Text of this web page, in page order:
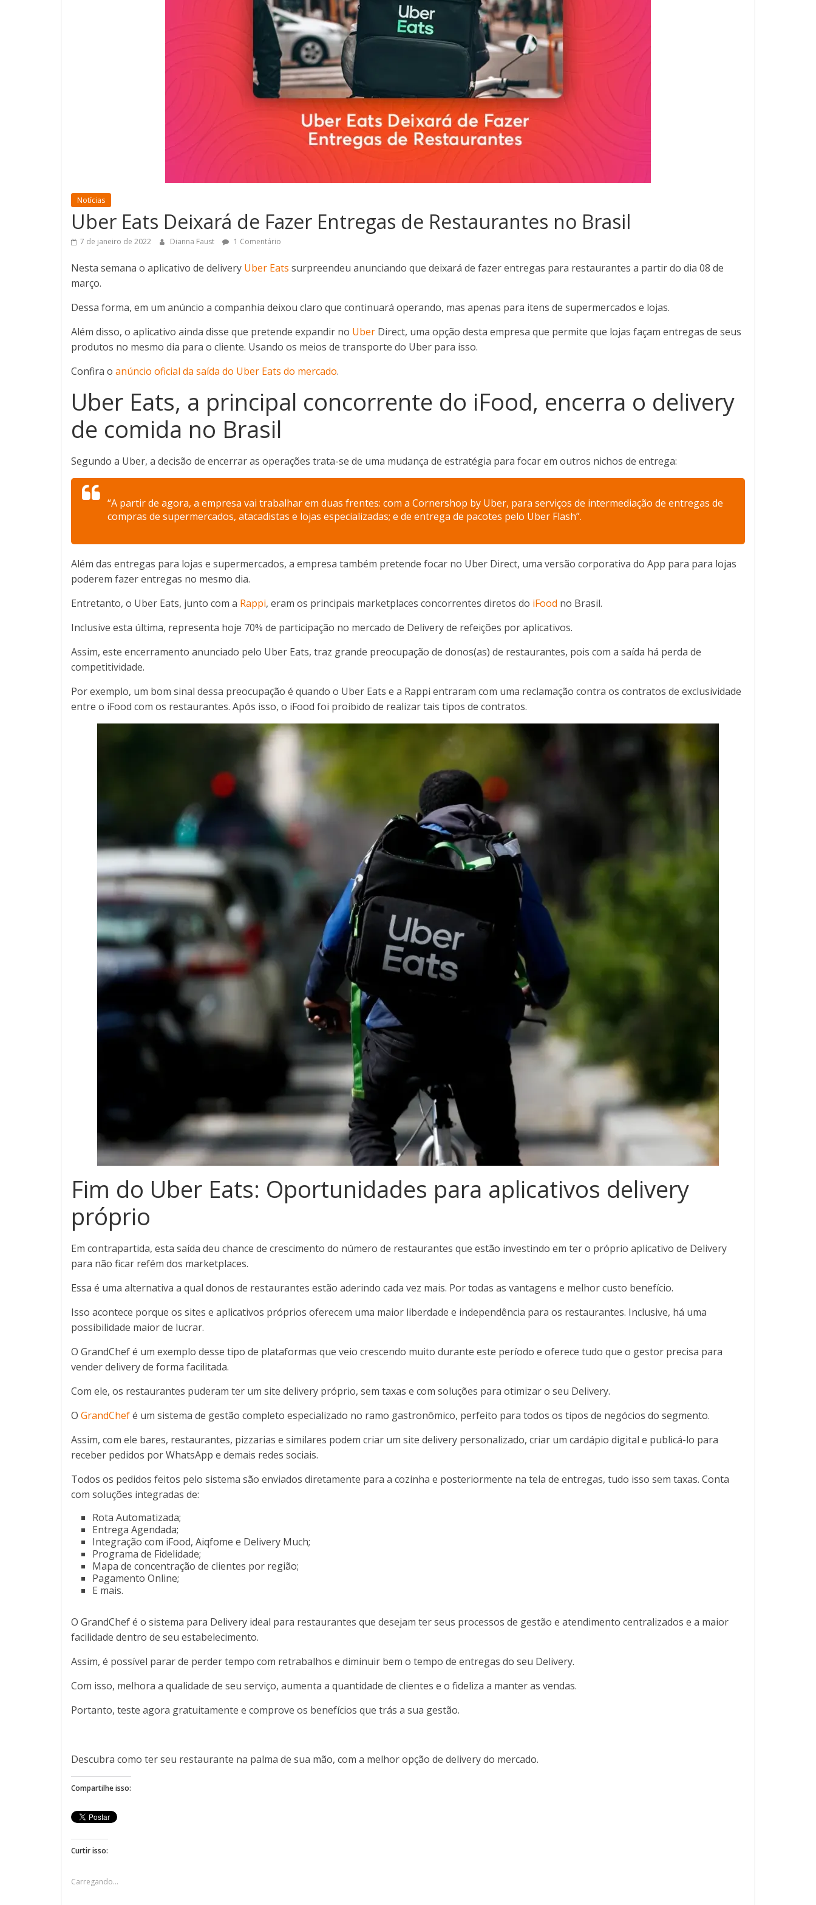
Notícias
Uber Eats Deixará de Fazer Entregas de Restaurantes no Brasil
7 de janeiro de 2022 Dianna Faust 1 Comentário
Nesta semana o aplicativo de delivery Uber Eats surpreendeu anunciando que deixará de fazer entregas para restaurantes a partir do dia 08 de
março.
Dessa forma, em um anúncio a companhia deixou claro que continuará operando, mas apenas para itens de supermercados e lojas.
Além disso, o aplicativo ainda disse que pretende expandir no Uber Direct, uma opção desta empresa que permite que lojas façam entregas de seus
produtos no mesmo dia para o cliente. Usando os meios de transporte do Uber para isso.
Confira o anúncio oficial da saída do Uber Eats do mercado.
Uber Eats, a principal concorrente do iFood, encerra o delivery
de comida no Brasil
Segundo a Uber, a decisão de encerrar as operações trata-se de uma mudança de estratégia para focar em outros nichos de entrega:
“A partir de agora, a empresa vai trabalhar em duas frentes: com a Cornershop by Uber, para serviços de intermediação de entregas de
compras de supermercados, atacadistas e lojas especializadas; e de entrega de pacotes pelo Uber Flash”.
Além das entregas para lojas e supermercados, a empresa também pretende focar no Uber Direct, uma versão corporativa do App para para lojas
poderem fazer entregas no mesmo dia.
Entretanto, o Uber Eats, junto com a Rappi, eram os principais marketplaces concorrentes diretos do iFood no Brasil.
Inclusive esta última, representa hoje 70% de participação no mercado de Delivery de refeições por aplicativos.
Assim, este encerramento anunciado pelo Uber Eats, traz grande preocupação de donos(as) de restaurantes, pois com a saída há perda de
competitividade.
Por exemplo, um bom sinal dessa preocupação é quando o Uber Eats e a Rappi entraram com uma reclamação contra os contratos de exclusividade
entre o iFood com os restaurantes. Após isso, o iFood foi proibido de realizar tais tipos de contratos.
Fim do Uber Eats: Oportunidades para aplicativos delivery
próprio
Em contrapartida, esta saída deu chance de crescimento do número de restaurantes que estão investindo em ter o próprio aplicativo de Delivery
para não ficar refém dos marketplaces.
Essa é uma alternativa a qual donos de restaurantes estão aderindo cada vez mais. Por todas as vantagens e melhor custo benefício.
Isso acontece porque os sites e aplicativos próprios oferecem uma maior liberdade e independência para os restaurantes. Inclusive, há uma
possibilidade maior de lucrar.
O GrandChef é um exemplo desse tipo de plataformas que veio crescendo muito durante este período e oferece tudo que o gestor precisa para
vender delivery de forma facilitada.
Com ele, os restaurantes puderam ter um site delivery próprio, sem taxas e com soluções para otimizar o seu Delivery.
O GrandChefé um sistema de gestão completo especializado no ramo gastronômico, perfeito para todos os tipos de negócios do segmento.
Assim, com ele bares, restaurantes, pizzarias e similares podem criar um site delivery personalizado, criar um cardápio digital e publicá-lo para
receber pedidos por WhatsApp e demais redes sociais.
Todos os pedidos feitos pelo sistema são enviados diretamente para a cozinha e posteriormente na tela de entregas, tudo isso sem taxas. Conta
com soluções integradas de:
Rota Automatizada;
Entrega Agendada;
Integração com iFood, Aiqfome e Delivery Much;
Programa de Fidelidade;
Mapa de concentração de clientes por região;
Pagamento Online;
E mais.
O GrandChef é o sistema para Delivery ideal para restaurantes que desejam ter seus processos de gestão e atendimento centralizados e a maior
facilidade dentro de seu estabelecimento.
Assim, é possível parar de perder tempo com retrabalhos e diminuir bem o tempo de entregas do seu Delivery.
Com isso, melhora a qualidade de seu serviço, aumenta a quantidade de clientes e o fideliza a manter as vendas.
Portanto, teste agora gratuitamente e comprove os benefícios que trás a sua gestão.
Descubra como ter seu restaurante na palma de sua mão, com a melhor opção de delivery do mercado.
Compartilhe isso:
Curtir isso:
Carregando...